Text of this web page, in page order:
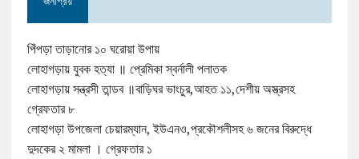
পিঁপড়া তাড়ানোর ১০ ঘরোয়া উপায়
লোহাগড়ায় যুবক হত্যা ॥ প্রেমিকা স্বর্নালী পলাতক
লোহাগড়ায় সন্ত্রসী তান্ডব ॥বাড়িঘর ভাংচুর,আহত ১১,দেশীয় অস্ত্রসহ
গ্রেফতার ৮
লোহাগড়া উপজেলা চেয়ারম্যান, ইউএনও,প্রকৌশলীসহ ৬ জনের বিরুদ্ধে
দুদকের ২ মামলা । গ্রেফতার ১